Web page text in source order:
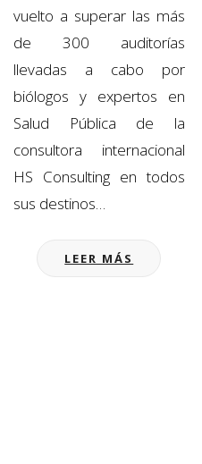
vuelto a superar las más
de 300 auditorías
llevadas a cabo por
biólogos y expertos en
Salud Pública de la
consultora internacional
HS Consulting en todos
sus destinos…
LEER MÁS